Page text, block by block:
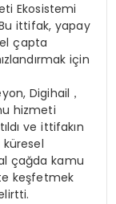
Ekosistemi
ittifak, yapay
çapta
için
Digihail ，
hizmeti
ve ittifakın
küresel
çağda kamu
keşfetmek